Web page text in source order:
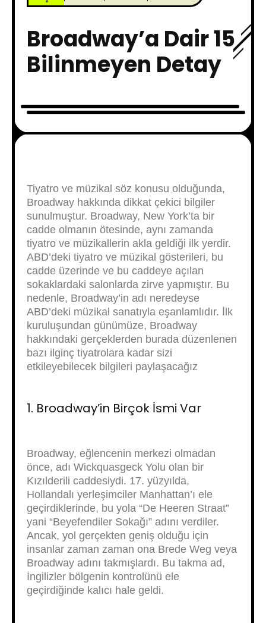
Broadway’a Dair 15
Bilinmeyen Detay
Tiyatro ve müzikal söz konusu olduğunda,
Broadway hakkında dikkat çekici bilgiler
sunulmuştur. Broadway, New York’ta bir
cadde olmanın ötesinde, aynı zamanda
tiyatro ve müzikallerin akla geldiği ilk yerdir.
ABD’deki tiyatro ve müzikal gösterileri, bu
cadde üzerinde ve bu caddeye açılan
sokaklardaki salonlarda zirve yapmıştır. Bu
nedenle, Broadway’in adı neredeyse
ABD’deki müzikal sanatıyla eşanlamlıdır. İlk
kuruluşundan günümüze, Broadway
hakkındaki gerçeklerden burada düzenlenen
bazı ilginç tiyatrolara kadar sizi
etkileyebilecek bilgileri paylaşacağız
1. Broadway’in Birçok İsmi Var
Broadway, eğlencenin merkezi olmadan
önce, adı Wickquasgeck Yolu olan bir
Kızılderili caddesiydi. 17. yüzyılda,
Hollandalı yerleşimciler Manhattan’ı ele
geçirdiklerinde, bu yola “De Heeren Straat”
yani “Beyefendiler Sokağı” adını verdiler.
Ancak, yol gerçekten geniş olduğu için
insanlar zaman zaman ona Brede Weg veya
Broadway adını takmışlardı. Bu takma ad,
İngilizler bölgenin kontrolünü ele
geçirdiğinde kalıcı hale geldi.